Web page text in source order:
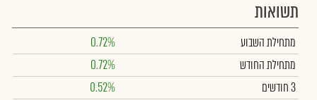
תשואות
מתחילת השבוע
0.72%
מתחילת החודש
0.72%
3 חודשים
0.52%